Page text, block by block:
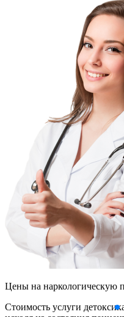
Цены на наркологическую
Стоимость услуги